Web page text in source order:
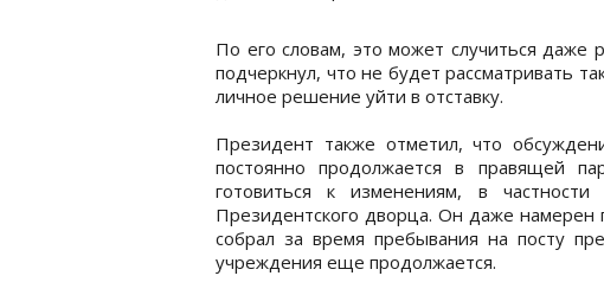
По его словам, это может случиться
подчеркнул, что не будет рассматривать
личное решение уйти в отставку.
Президент также отметил, что
постоянно продолжается в правящей
готовиться к изменениям, в
Президентского дворца. Он даже намерен
собрал за время пребывания на посту
учреждения еще продолжается.